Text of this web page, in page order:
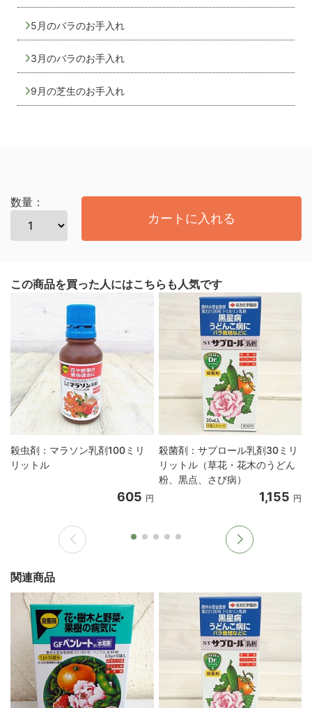
5月のバラのお手入れ
3月のバラのお手入れ
9月の芝生のお手入れ
数量：
カートに入れる
この商品を買った人にはこちらも人気です
殺虫剤：マラソン乳剤100ミリ
リットル
605 円
殺菌剤：サプロール乳剤30ミリ
リットル（草花・花木のうどん
粉、黒点、さび病）
1,155 円
関連商品